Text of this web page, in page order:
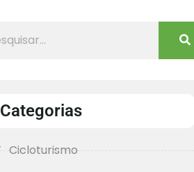
Categorias
Cicloturismo